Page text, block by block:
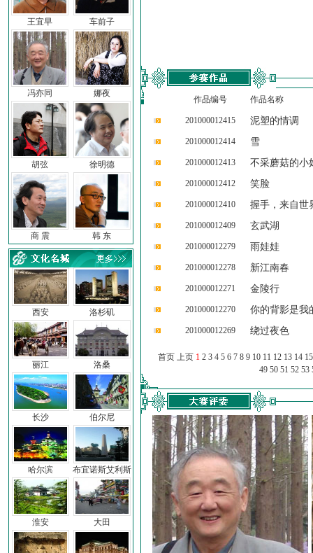
王宜早 车前子
冯亦同 娜夜
胡弦 徐明德
商 震 韩 东
西安
丽江
长沙
哈尔滨
淮安
洛杉矶
洛桑
伯尔尼
布宜诺斯艾利斯
大田
作品编号 作品名称
201000012415 泥塑的情调
201000012414 雪
201000012413 不采蘑菇的小
201000012412 笑脸
201000012410 握手，来自世
201000012409 玄武湖
201000012279 雨娃娃
201000012278 新江南春
201000012271 金陵行
201000012270 你的背影是我
201000012269 绕过夜色
首页 上页 1 2 3 4 5 6 7 8 9 10 11 12 13 14 15
49 50 51 52 53